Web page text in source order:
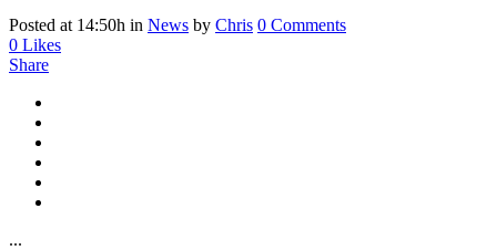
Posted at 14:50h in News by Chris 0 Comments
0 Likes
Share
...